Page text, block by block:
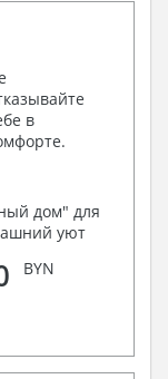
в
дом" для
уют
BYN